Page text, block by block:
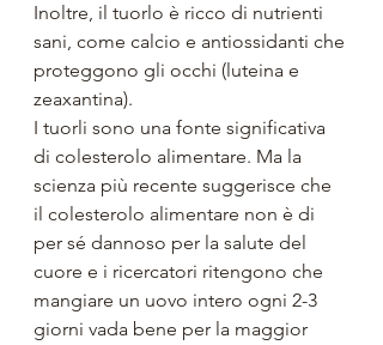
Inoltre, il tuorlo è ricco di nutrienti
sani, come calcio e antiossidanti che
proteggono gli occhi (luteina e
zeaxantina).
I tuorli sono una fonte significativa
di colesterolo alimentare. Ma la
scienza più recente suggerisce che
il colesterolo alimentare non è di
per sé dannoso per la salute del
cuore e i ricercatori ritengono che
mangiare un uovo intero ogni 2-3
giorni vada bene per la maggior